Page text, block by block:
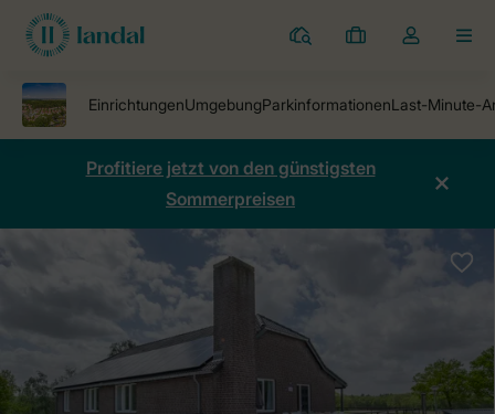
Ferienparks
Meine
Dropdown-
öffnen
Profitiere jetzt von den günstigsten
Sommerpreisen